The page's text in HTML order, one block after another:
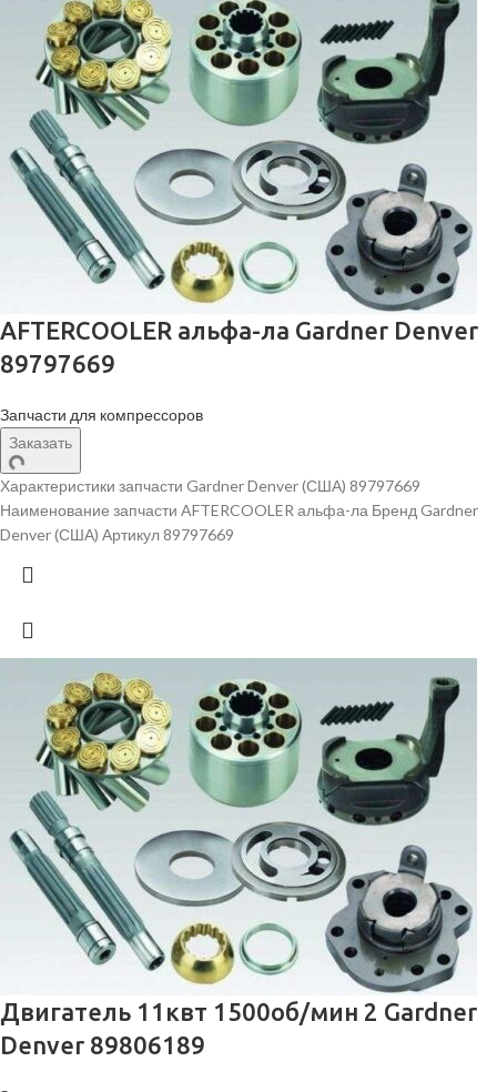
AFTERCOOLER альфа-ла Gardner Denver
89797669
Запчасти для компрессоров
Заказать
Характеристики запчасти Gardner Denver (США) 89797669
Наименование запчасти AFTERCOOLER альфа-ла Бренд Gardner
Denver (США) Артикул 89797669
Двигатель 11квт 1500об/мин 2 Gardner
Denver 89806189